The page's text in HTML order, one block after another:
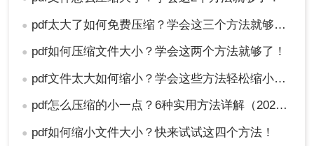
● pdf太大了如何免费压缩？学会这三个方法就够了！
● pdf如何压缩文件大小？学会这两个方法就够了！
● pdf文件太大如何缩小？学会这些方法轻松缩小文件体积！
● pdf怎么压缩的小一点？6种实用方法详解（2026最新）
● pdf如何缩小文件大小？快来试试这四个方法！